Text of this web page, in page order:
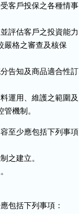
客戶投保之各種情事
評估客戶之投資能力
嚴格之審查及核保
告知及商品適合性訂
運用、維護之範圍及
管機制。
至少應包括下列事項
之建立。
包括下列事項：